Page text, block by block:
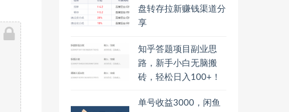
盘转存拉新赚钱渠道分
享
知乎答题项目副业思
路，新手小白无脑搬
砖，轻松日入100+！
单号收益3000，闲鱼